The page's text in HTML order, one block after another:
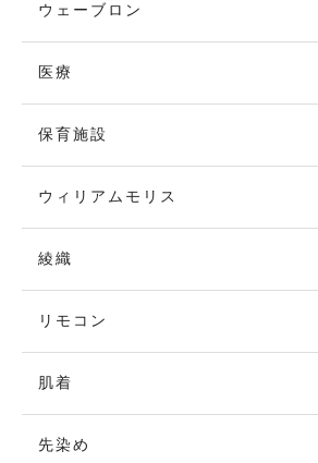
ウェーブロン
医療
保育施設
ウィリアムモリス
綾織
リモコン
肌着
先染め